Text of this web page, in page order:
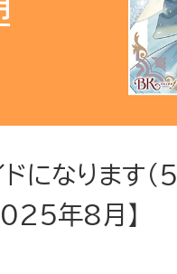
になります（
年8月】